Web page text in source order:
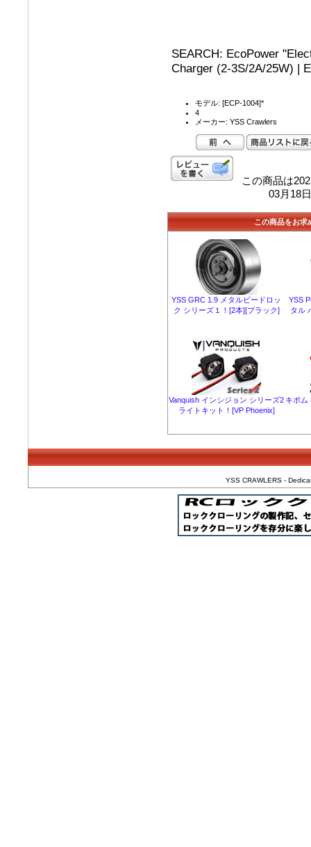
SEARCH: EcoPower
Charger (2-3S/2A/25W) |
モデル: [ECP-1004]*
4
メーカー: YSS Crawlers
この商品は
03月18
この商品をお求
YSS GRC 1.9 メタルビードロッ
ク シリーズ１！[2本][ブラック]
YSS
タル
Vanquish インシジョン シリーズ2
ライトキット！[VP Phoenix]
キポム
YSS CRAWLERS -